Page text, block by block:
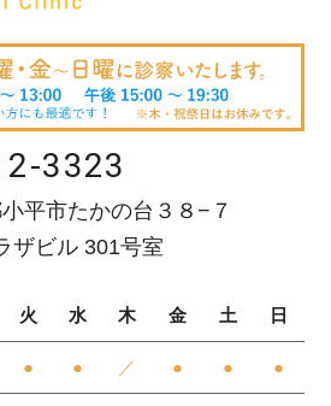
3323
平市たかの台３８−７
ザビル 301号室
火 水 木 金 土 日
● ● ／ ● ● ●